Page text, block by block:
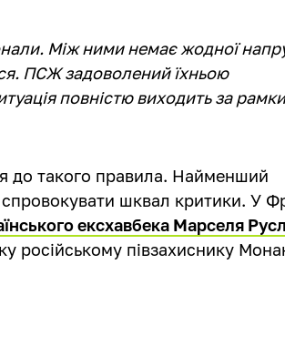
Між ними немає жодної
ПСЖ задоволений їхньою
повністю виходить за
до такого правила. Найменший
шквал критики. У
ексхавбека Марселя
російському півзахиснику